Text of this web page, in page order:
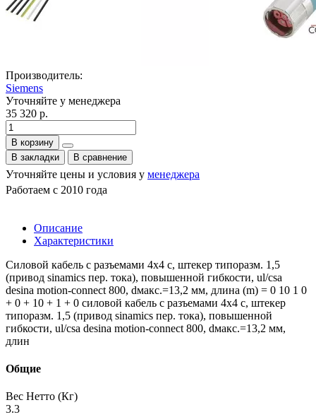
Производитель:
Siemens
Уточняйте у менеджера
35 320 р.
В корзину
В закладки
В сравнение
Уточняйте цены и условия у менеджера
Работаем с 2010 года
Описание
Характеристики
Силовой кабель с разъемами 4x4 c, штекер типоразм. 1,5
(привод sinamics пер. тока), повышенной гибкости, ul/csa
desina motion-connect 800, dмакс.=13,2 мм, длина (m) = 0 10 1 0
+ 0 + 10 + 1 + 0 силовой кабель с разъемами 4x4 c, штекер
типоразм. 1,5 (привод sinamics пер. тока), повышенной
гибкости, ul/csa desina motion-connect 800, dмакс.=13,2 мм,
длин
Общие
Вес Нетто (Кг)
3.3